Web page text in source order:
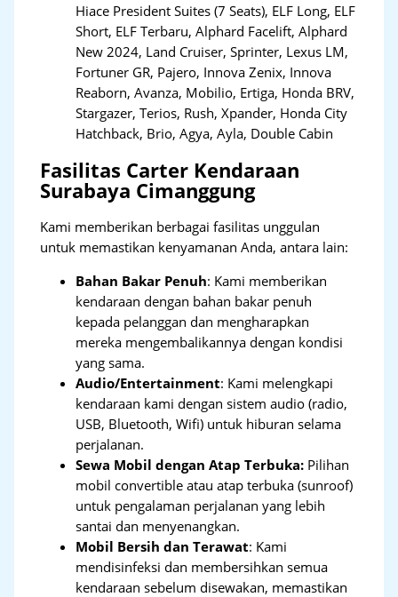
Hiace President Suites (7 Seats), ELF Long, ELF
Short, ELF Terbaru, Alphard Facelift, Alphard
New 2024, Land Cruiser, Sprinter, Lexus LM,
Fortuner GR, Pajero, Innova Zenix, Innova
Reaborn, Avanza, Mobilio, Ertiga, Honda BRV,
Stargazer, Terios, Rush, Xpander, Honda City
Hatchback, Brio, Agya, Ayla, Double Cabin
Fasilitas Carter Kendaraan
Surabaya Cimanggung
Kami memberikan berbagai fasilitas unggulan
untuk memastikan kenyamanan Anda, antara lain:
Bahan Bakar Penuh: Kami memberikan
kendaraan dengan bahan bakar penuh
kepada pelanggan dan mengharapkan
mereka mengembalikannya dengan kondisi
yang sama.
Audio/Entertainment: Kami melengkapi
kendaraan kami dengan sistem audio (radio,
USB, Bluetooth, Wifi) untuk hiburan selama
perjalanan.
Sewa Mobil dengan Atap Terbuka: Pilihan
mobil convertible atau atap terbuka (sunroof)
untuk pengalaman perjalanan yang lebih
santai dan menyenangkan.
Mobil Bersih dan Terawat: Kami
mendisinfeksi dan membersihkan semua
kendaraan sebelum disewakan, memastikan